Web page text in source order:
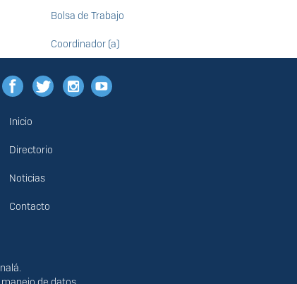
Bolsa de Trabajo
Coordinador (a)
Menú
principal
Inicio
Directorio
Noticias
Contacto